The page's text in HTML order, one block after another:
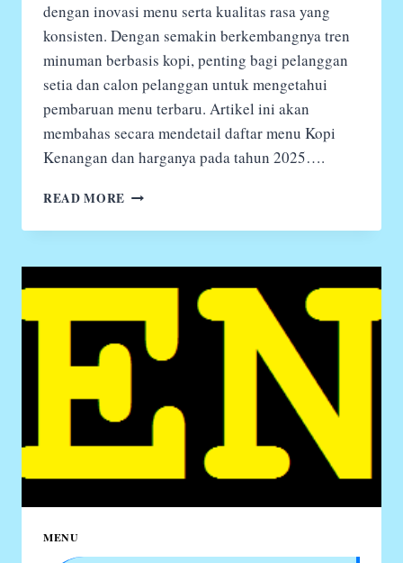
dengan inovasi menu serta kualitas rasa yang
konsisten. Dengan semakin berkembangnya tren
minuman berbasis kopi, penting bagi pelanggan
setia dan calon pelanggan untuk mengetahui
pembaruan menu terbaru. Artikel ini akan
membahas secara mendetail daftar menu Kopi
Kenangan dan harganya pada tahun 2025….
READ MORE DAFTAR
KOPI
DAN
HARGANYA
MENU